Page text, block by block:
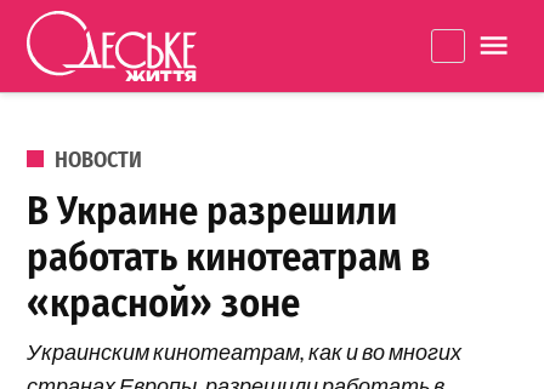
Перейти к содержанию
життя
ОПУБЛИКОВАНО В
НОВОСТИ
В Украине разрешили
работать кинотеатрам в
«красной» зоне
Украинским кинотеатрам, как и во многих